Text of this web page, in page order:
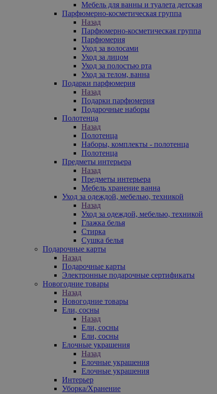
Мебель для ванны и туалета детская
Парфюмерно-косметическая группа
Назад
Парфюмерно-косметическая группа
Парфюмерия
Уход за волосами
Уход за лицом
Уход за полостью рта
Уход за телом, ванна
Подарки парфюмерия
Назад
Подарки парфюмерия
Подарочные наборы
Полотенца
Назад
Полотенца
Наборы, комплекты - полотенца
Полотенца
Предметы интерьера
Назад
Предметы интерьера
Мебель хранение ванна
Уход за одеждой, мебелью, техникой
Назад
Уход за одеждой, мебелью, техникой
Глажка белья
Стирка
Сушка белья
Подарочные карты
Назад
Подарочные карты
Электронные подарочные сертификаты
Новогодние товары
Назад
Новогодние товары
Ели, сосны
Назад
Ели, сосны
Ели, сосны
Елочные украшения
Назад
Елочные украшения
Елочные украшения
Интерьер
Уборка/Хранение